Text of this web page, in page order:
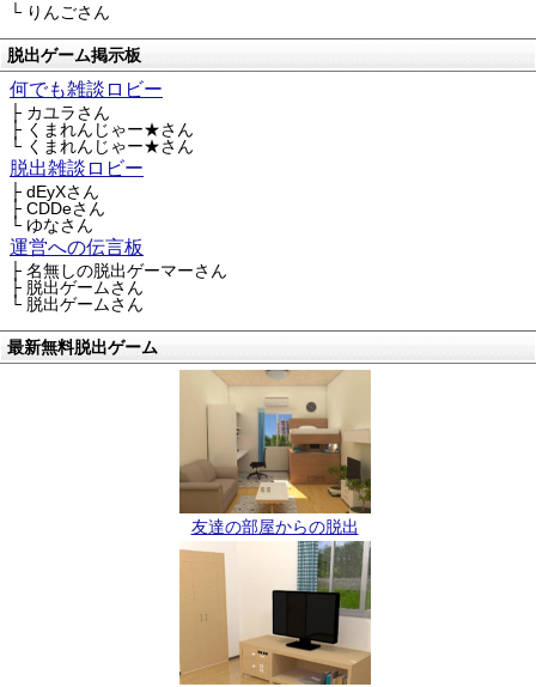
└ りんごさん
脱出ゲーム掲示板
何でも雑談ロビー
├ カユラさん
├ くまれんじゃー★さん
└ くまれんじゃー★さん
脱出雑談ロビー
├ dEyXさん
├ CDDeさん
└ ゆなさん
運営への伝言板
├ 名無しの脱出ゲーマーさん
├ 脱出ゲームさん
└ 脱出ゲームさん
最新無料脱出ゲーム
友達の部屋からの脱出